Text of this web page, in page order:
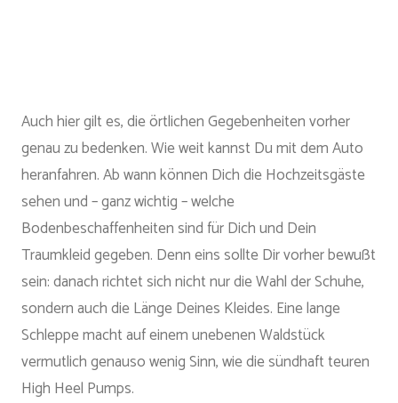
Auch hier gilt es, die örtlichen Gegebenheiten vorher
genau zu bedenken. Wie weit kannst Du mit dem Auto
heranfahren. Ab wann können Dich die Hochzeitsgäste
sehen und – ganz wichtig – welche
Bodenbeschaffenheiten sind für Dich und Dein
Traumkleid gegeben. Denn eins sollte Dir vorher bewußt
sein: danach richtet sich nicht nur die Wahl der Schuhe,
sondern auch die Länge Deines Kleides. Eine lange
Schleppe macht auf einem unebenen Waldstück
vermutlich genauso wenig Sinn, wie die sündhaft teuren
High Heel Pumps.